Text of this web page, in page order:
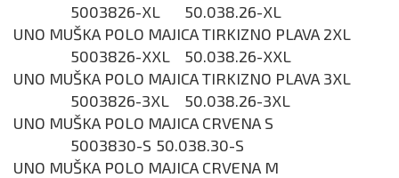
5003826-XL
50.038.26-XL
UNO MUŠKA POLO MAJICA TIRKIZNO PLAVA 2XL
5003826-XXL
50.038.26-XXL
UNO MUŠKA POLO MAJICA TIRKIZNO PLAVA 3XL
5003826-3XL
50.038.26-3XL
UNO MUŠKA POLO MAJICA CRVENA S
5003830-S 50.038.30-S
UNO MUŠKA POLO MAJICA CRVENA M